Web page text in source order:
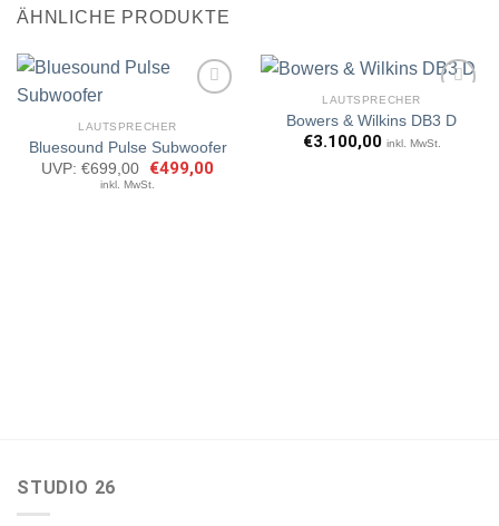
ÄHNLICHE PRODUKTE
Artikel
merken
LAUTSPRECHER
Bluesound Pulse Subwoofer
UVP: €699,00
Ursprünglicher
Preis
€499,00Aktueller
inkl. MwSt.
Artikel
LAUTSPRECHER
Bowers & Wilkins DB3 D
€3.100,00 inkl. MwSt.
STUDIO 26